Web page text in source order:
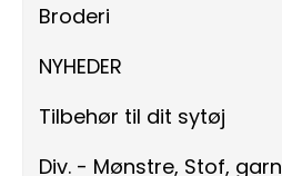
Broderi
NYHEDER
Tilbehør til dit sytøj
Div. - Mønstre, Stof, garn